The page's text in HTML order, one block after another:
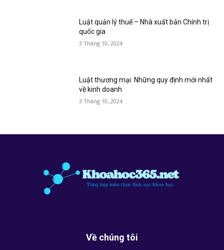
Luật quản lý thuế – Nhà xuất bản Chính trị
quốc gia
3 Tháng 10, 2024
Luật thương mại: Những quy định mới nhất
về kinh doanh
3 Tháng 10, 2024
Về chúng tôi